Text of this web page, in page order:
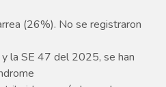
(26%). No se registraron
la SE 47 del 2025, se han